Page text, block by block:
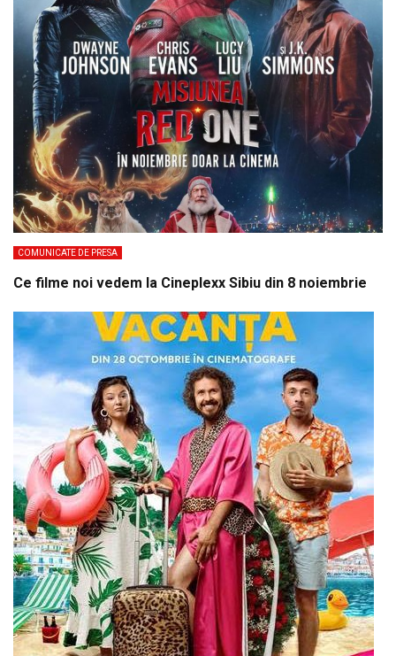
COMUNICATE DE PRESA
Ce filme noi vedem la Cineplexx Sibiu din 8 noiembrie